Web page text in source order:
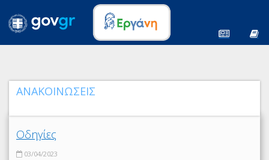
ΑΝΑΚΟΙΝΩΣΕΙΣ
Οδηγίες
03/04/2023